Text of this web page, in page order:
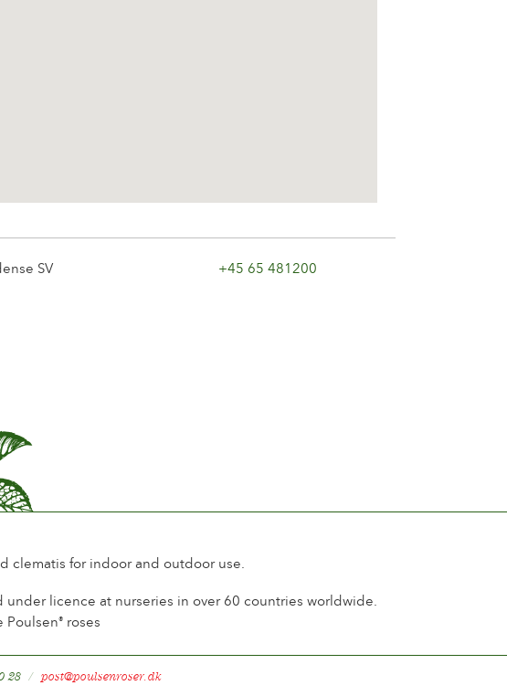
SV +45 65 481200
clematis for indoor and outdoor use.
licence at nurseries in over 60 countries worldwide.
Poulsen® roses
28 post@poulsenroser.dk